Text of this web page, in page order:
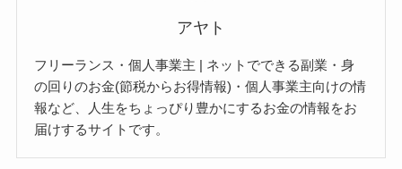
アヤト
フリーランス・個人事業主 | ネットでできる副業・身
の回りのお金(節税からお得情報)・個人事業主向けの情
報など、人生をちょっぴり豊かにするお金の情報をお
届けするサイトです。